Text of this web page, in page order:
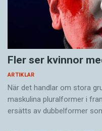
Fler ser kvinnor
ARTIKLAR
När det handlar om stora
maskulina pluralformer i
ersätts av dubbel­former